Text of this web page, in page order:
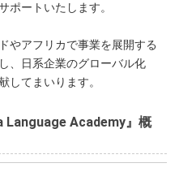
ポートいたします。
やアフリカで事業を展開する
、日系企業のグローバル化
してまいります。
Language Academy』概